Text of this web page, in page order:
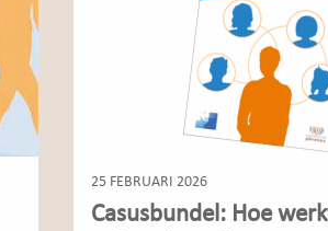
25 FEBRUARI 2026
Casusbundel: Hoe